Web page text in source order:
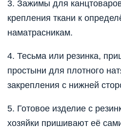
3. Зажимы для
крепления ткани к
наматрасникам.
4. Тесьма или резинка,
простыни для плотного
закрепления с нижней
5. Готовое изделие с
хозяйки пришивают её